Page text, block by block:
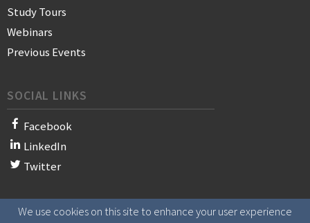
Study Tours
Webinars
Previous Events
SOCIAL LINKS
Facebook
LinkedIn
Twitter
We use cookies on this site to enhance your user experience